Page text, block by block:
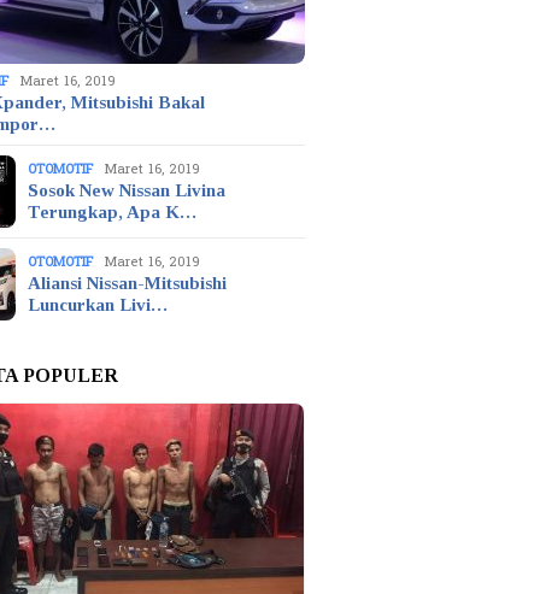
Maret 16, 2019
Mitsubishi Bakal
OTOMOTIF Maret 16, 2019
Sosok New Nissan Livina
Terungkap, Apa K…
OTOMOTIF Maret 16, 2019
Aliansi Nissan-Mitsubishi
Luncurkan Livi…
POPULER